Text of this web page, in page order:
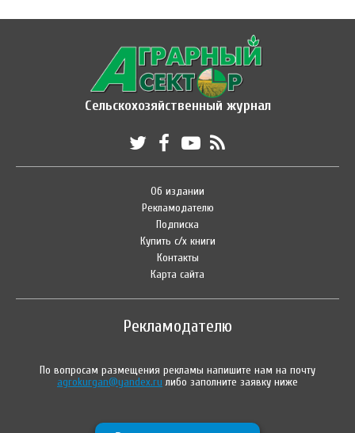
Сельскохозяйственный журнал
Об издании
Рекламодателю
Подписка
Купить с/х книги
Контакты
Карта сайта
Рекламодателю
По вопросам размещения рекламы напишите нам на почту
agrokurgan@yandex.ru либо заполните заявку ниже